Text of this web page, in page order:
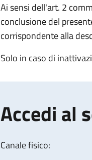
Ai sensi dell'art. 2
conclusione del
corrispondente alla
Solo in caso di
Accedi al
Canale fisico: